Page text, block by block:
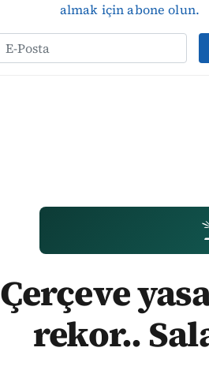
almak için abone olun.
Çerçeve
rekor..